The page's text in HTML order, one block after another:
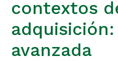
contextos
avanzada